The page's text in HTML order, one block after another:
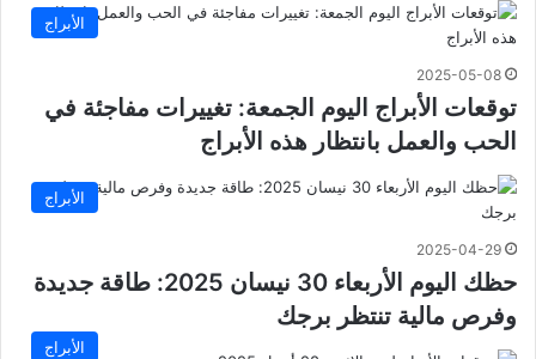
الأبراج
2025-05-08
توقعات الأبراج اليوم الجمعة: تغييرات مفاجئة في
الحب والعمل بانتظار هذه الأبراج
الأبراج
2025-04-29
حظك اليوم الأربعاء 30 نيسان 2025: طاقة جديدة
وفرص مالية تنتظر برجك
الأبراج